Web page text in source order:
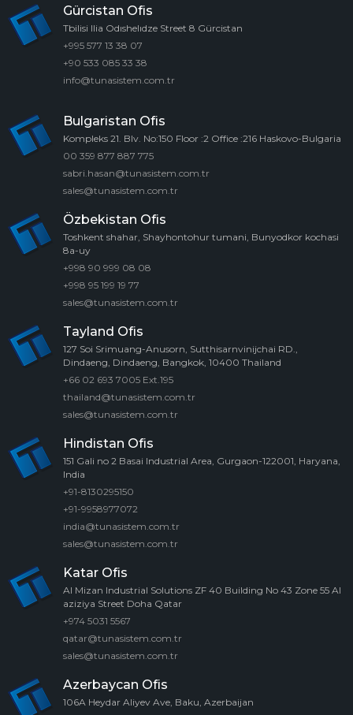
Gürcistan Ofis
Tbilisi Ilia Odıshelıdze Street 8 Gürcistan
+995 577 13 38 07
+90 533 085 33 38
info@tunasistem.com.tr
Bulgaristan Ofis
Kompleks 21. Blv. No:150 Floor :2 Office :216 Haskovo-Bulgaria
00 359 877 887 775
sabri.hasan@tunasistem.com.tr
sales@tunasistem.com.tr
Özbekistan Ofis
Toshkent shahar, Shayhontohur tumani, Bunyodkor kochasi
8a-uy
+998 90 999 08 08
+998 95 199 19 77
sales@tunasistem.com.tr
Tayland Ofis
127 Soi Srimuang-Anusorn, Sutthisarnvinijchai RD.,
Dindaeng, Dindaeng, Bangkok, 10400 Thailand
+66 02 693 7005 Ext.195
thailand@tunasistem.com.tr
sales@tunasistem.com.tr
Hindistan Ofis
151 Gali no 2 Basai Industrial Area, Gurgaon-122001, Haryana,
India
+91-8130295150
+91-9958977072
india@tunasistem.com.tr
sales@tunasistem.com.tr
Katar Ofis
Al Mizan Industrial Solutions ZF 40 Building No 43 Zone 55 Al
aziziya Street Doha Qatar
+974 5031 5567
qatar@tunasistem.com.tr
sales@tunasistem.com.tr
Azerbaycan Ofis
106A Heydar Aliyev Ave, Baku, Azerbaijan